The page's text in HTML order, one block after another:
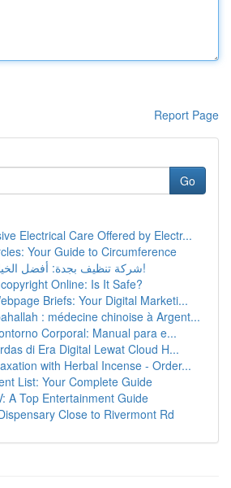
Report Page
Go
Electrical Care Offered by Electr...
Your Guide to Circumference
شركة تنظيف بجدة: أفضل الخيارات والأسعار!
Online: Is It Safe?
Briefs: Your Digital Marketi...
: médecine chinoise à Argent...
Corporal: Manual para e...
di Era Digital Lewat Cloud H...
with Herbal Incense - Order...
List: Your Complete Guide
A Top Entertainment Guide
Close to Rivermont Rd